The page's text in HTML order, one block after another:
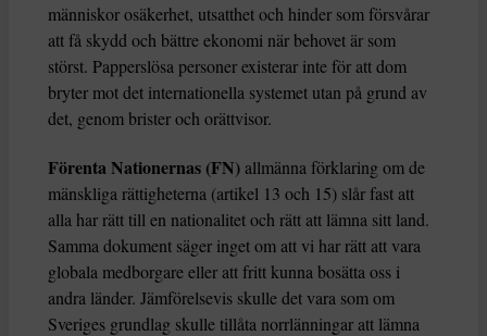
människor osäkerhet, utsatthet och hinder som försvårar
att få skydd och bättre ekonomi när behovet är som
störst. Papperslösa personer existerar inte för att dom
bryter mot det internationella systemet utan på grund av
det, genom brister och orättvisor.
Förenta Nationernas (FN)allmänna förklaring om de
mänskliga rättigheterna (artikel 13 och 15) slår fast att
alla har rätt till en nationalitet och rätt att lämna sitt land.
Samma dokument säger inget om att vi har rätt att vara
globala medborgare eller att fritt kunna bosätta oss i
andra länder. Jämförelsevis skulle det vara som om
Sveriges grundlag skulle tillåta norrlänningar att lämna